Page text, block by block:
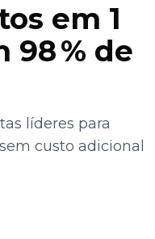
em 1
% de
líderes para
custo adicional